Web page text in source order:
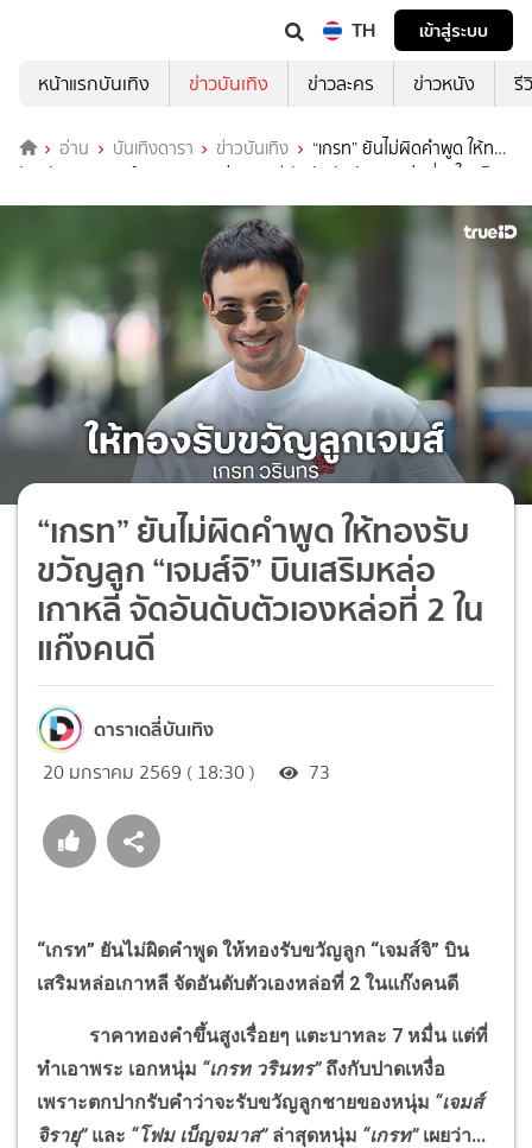
TH
เข้าสู่ระบบ
หน้าแรกบันเทิง
ข่าวบันเทิง ข่าวละคร ข่าวหนัง รี
อ่าน บันเทิงดารา ข่าวบันเทิง
“เกรท” ยันไม่ผิดคำพูด ให้ทอง
รับขวัญลูก “เจมส์จิ” บินเสริมหล่อเกาหลี จัดอันดับตัวเองหล่อที่ 2 ในแก๊ง
“เกรท” ยันไม่ผิดคำพูด ให้ทองรับ
ขวัญลูก “เจมส์จิ” บินเสริมหล่อ
เกาหลี จัดอันดับตัวเองหล่อที่ 2 ใน
แก๊งคนดี
ดาราเดลี่บันเทิง
20 มกราคม 2569 ( 18:30 ) 73
“เกรท” ยันไม่ผิดคำพูด ให้ทองรับขวัญลูก “เจมส์จิ” บิน
เสริมหล่อเกาหลี จัดอันดับตัวเองหล่อที่ 2 ในแก๊งคนดี
ราคาทองคำขึ้นสูงเรื่อยๆ แตะบาทละ 7 หมื่น แต่ที่
ทำเอาพระ เอกหนุ่ม “เกรท วรินทร”ถึงกับปาดเหงื่อ
เพราะตกปากรับคำว่าจะรับขวัญลูกชายของหนุ่ม “เจมส์
จิรายุ” และ “โฟม เบ็ญจมาส” ล่าสุดหนุ่ม “เกรท” เผยว่า...